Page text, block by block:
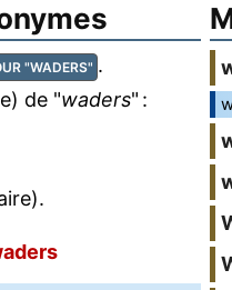
"WADERS" .
de "waders" :